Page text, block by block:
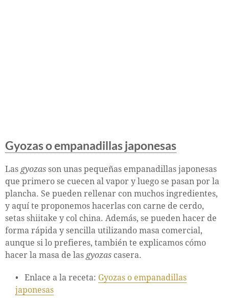
Gyozas o empanadillas japonesas
Las gyozas son unas pequeñas empanadillas japonesas
que primero se cuecen al vapor y luego se pasan por la
plancha. Se pueden rellenar con muchos ingredientes,
y aquí te proponemos hacerlas con carne de cerdo,
setas shiitake y col china. Además, se pueden hacer de
forma rápida y sencilla utilizando masa comercial,
aunque si lo prefieres, también te explicamos cómo
hacer la masa de las gyozas casera.
Enlace a la receta: Gyozas o empanadillas
japonesas